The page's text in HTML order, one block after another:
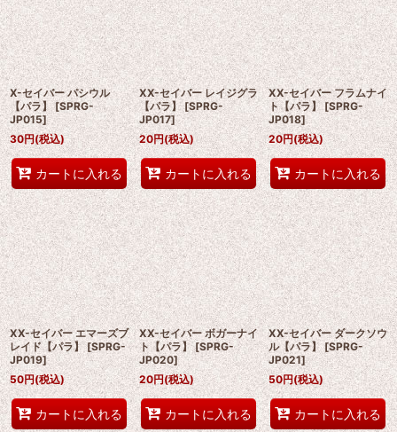
X-セイバー パシウル
【パラ】 [SPRG-
JP015]
30円(税込)
カートに入れる
XX-セイバー レイジグラ
【パラ】 [SPRG-
JP017]
20円(税込)
カートに入れる
XX-セイバー フラムナイ
ト【パラ】 [SPRG-
JP018]
20円(税込)
カートに入れる
XX-セイバー エマーズブ
レイド【パラ】 [SPRG-
JP019]
50円(税込)
カートに入れる
XX-セイバー ボガーナイ
ト【パラ】 [SPRG-
JP020]
20円(税込)
カートに入れる
XX-セイバー ダークソウ
ル【パラ】 [SPRG-
JP021]
50円(税込)
カートに入れる